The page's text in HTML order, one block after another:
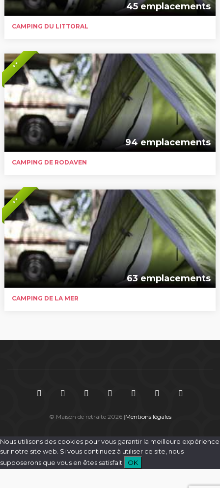
45 emplacements
CAMPING DU LITTORAL
* *
94 emplacements
CAMPING DE RODAVEN
* *
63 emplacements
CAMPING DE LA MER
© Maison de retraite 2026 |Mentions légales
Nous utilisons des cookies pour vous garantir la meilleure expérience
sur notre site web. Si vous continuez à utiliser ce site, nous
supposerons que vous en êtes satisfait.
OK